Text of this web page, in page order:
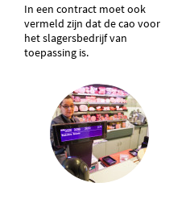
In een contract moet ook
vermeld zijn dat de cao voor
het slagersbedrijf van
toepassing is.